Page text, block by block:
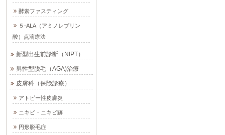
酵素ファスティング
５-ALA（アミノレブリン
酸）点滴療法
新型出生前診断（NIPT）
男性型脱毛（AGA)治療
皮膚科（保険診療）
アトピー性皮膚炎
ニキビ・ニキビ跡
円形脱毛症